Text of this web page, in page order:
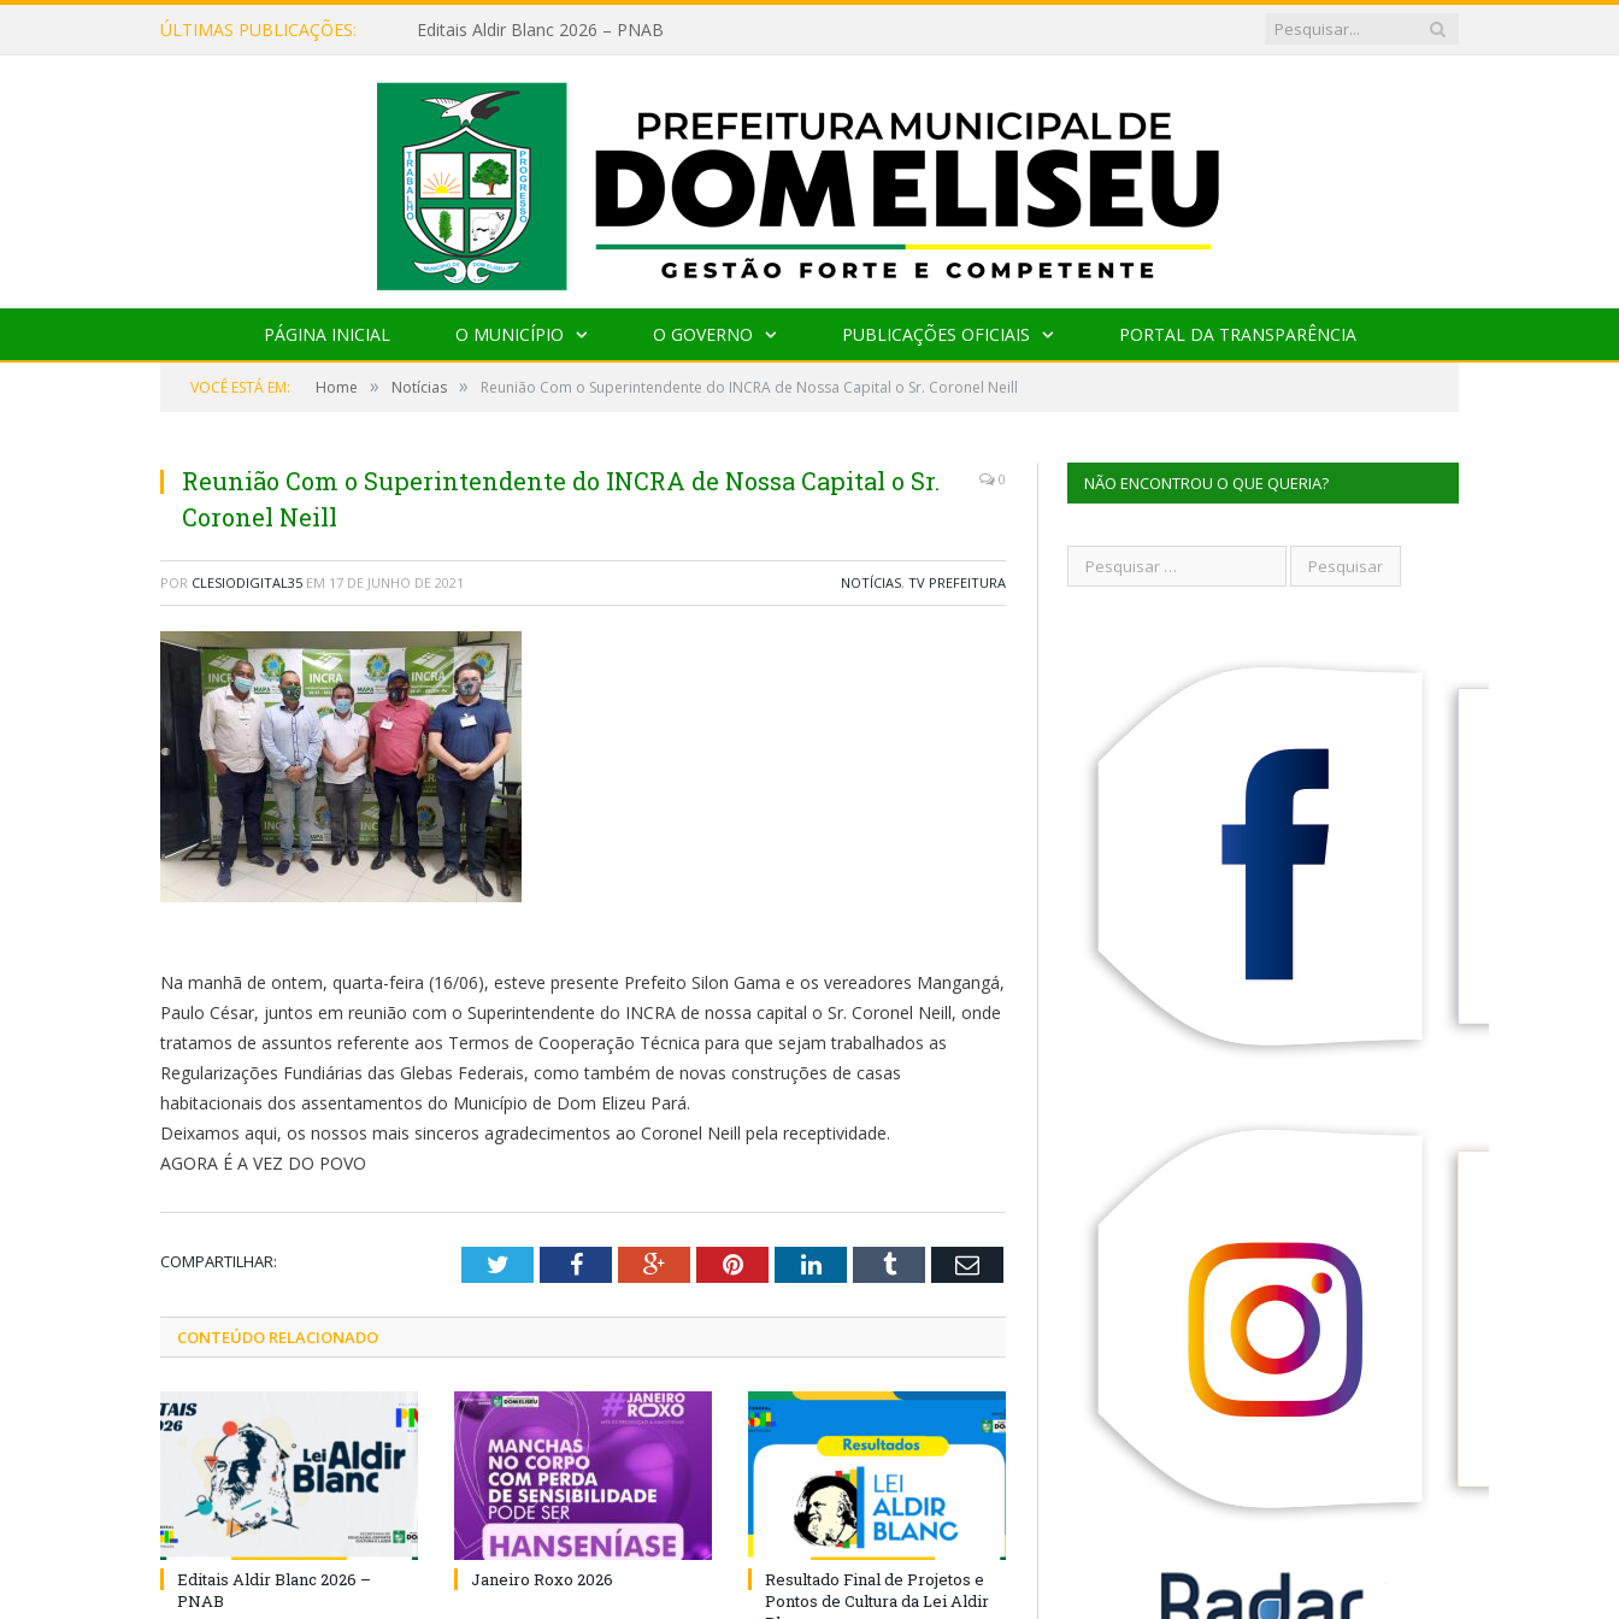
ÚLTIMAS PUBLICAÇÕES: Editais Aldir Blanc 2026 – PNAB
PÁGINA INICIAL O MUNICÍPIO O GOVERNO PUBLICAÇÕES OFICIAIS PORTAL DA TRANSPARÊNCIA
VOCÊ ESTÁ EM: Home » Notícias » Reunião Com o Superintendente do INCRA de Nossa Capital o Sr. Coronel Neill
Reunião Com o Superintendente do INCRA de Nossa Capital o Sr.
Coronel Neill
0
POR CLESIODIGITAL35 EM 17 DE JUNHO DE 2021 NOTÍCIAS, TV PREFEITURA
Na manhã de ontem, quarta-feira (16/06), esteve presente Prefeito Silon Gama e os vereadores Mangangá,
Paulo César, juntos em reunião com o Superintendente do INCRA de nossa capital o Sr. Coronel Neill, onde
tratamos de assuntos referente aos Termos de Cooperação Técnica para que sejam trabalhados as
Regularizações Fundiárias das Glebas Federais, como também de novas construções de casas
habitacionais dos assentamentos do Município de Dom Elizeu Pará.
Deixamos aqui, os nossos mais sinceros agradecimentos ao Coronel Neill pela receptividade.
AGORA É A VEZ DO POVO
COMPARTILHAR: TwitterFacebookGoogle+PinterestLinkedInTumblr Email
CONTEÚDO RELACIONADO
Editais Aldir Blanc 2026 –
PNAB
Janeiro Roxo 2026
Resultado Final de Projetos e
Pontos de Cultura da Lei Aldir
NÃO ENCONTROU O QUE QUERIA?